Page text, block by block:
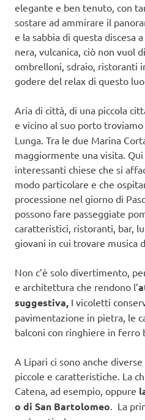
elegante e ben tenuto, con
sostare ad ammirare il
e la sabbia di questa discesa
nera, vulcanica, ciò non vuol
ombrelloni, sdraio, ristoranti
godere del relax di questo
Aria di città, di una piccola
e vicino al suo porto troviamo
Lunga. Tra le due Marina
maggiormente una visita.
interessanti chiese che si
modo particolare e che
processione nel giorno di
possono fare passeggiate
caratteristici, ristoranti, bar,
giovani in cui trovare musica
Non c’è solo divertimento,
e architettura che rendono l’
suggestiva, I vicoletti
pavimentazione in pietra, le
balconi con ringhiere in ferro
A Lipari ci sono anche
piccole e caratteristiche. La
Catena, ad esempio, oppure
o di San Bartolomeo . La